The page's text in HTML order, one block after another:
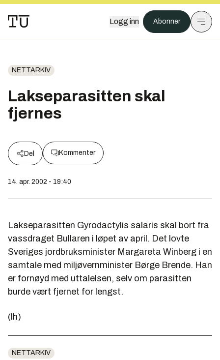
Logg inn Abonner
NETTARKIV
Lakseparasitten skal
fjernes
Del Kommenter
14. apr. 2002 - 19:40
Lakseparasitten Gyrodactylis salaris skal bort fra
vassdraget Bullaren i løpet av april. Det lovte
Sveriges jordbruksminister Margareta Winberg i en
samtale med miljøvernminister Børge Brende. Han
er fornøyd med uttalelsen, selv om parasitten
burde vært fjernet for lengst.
(lh)
NETTARKIV